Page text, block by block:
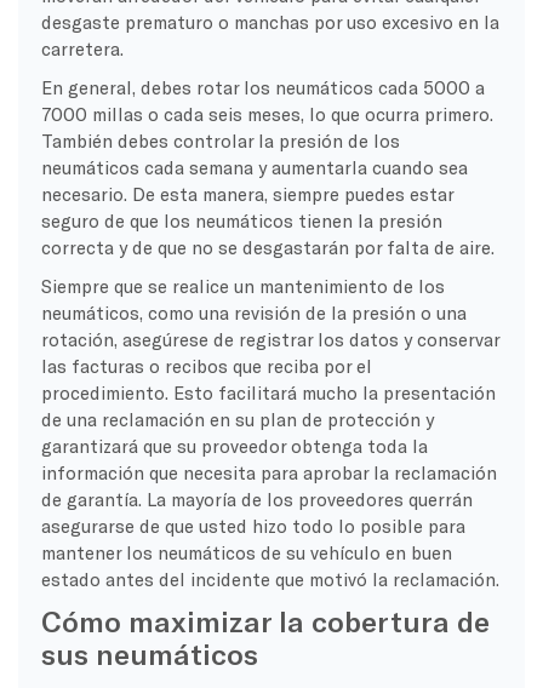
desgaste prematuro o manchas por uso excesivo en la
carretera.
En general, debes rotar los neumáticos cada 5000 a
7000 millas o cada seis meses, lo que ocurra primero.
También debes controlar la presión de los
neumáticos cada semana y aumentarla cuando sea
necesario. De esta manera, siempre puedes estar
seguro de que los neumáticos tienen la presión
correcta y de que no se desgastarán por falta de aire.
Siempre que se realice un mantenimiento de los
neumáticos, como una revisión de la presión o una
rotación, asegúrese de registrar los datos y conservar
las facturas o recibos que reciba por el
procedimiento. Esto facilitará mucho la presentación
de una reclamación en su plan de protección y
garantizará que su proveedor obtenga toda la
información que necesita para aprobar la reclamación
de garantía. La mayoría de los proveedores querrán
asegurarse de que usted hizo todo lo posible para
mantener los neumáticos de su vehículo en buen
estado antes del incidente que motivó la reclamación.
Cómo maximizar la cobertura de
sus neumáticos